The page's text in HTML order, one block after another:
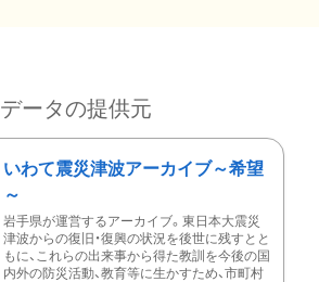
データの提供元
いわて震災津波アーカイブ～希望
～
岩手県が運営するアーカイブ。東日本大震災
津波からの復旧・復興の状況を後世に残すとと
もに、これらの出来事から得た教訓を今後の国
内外の防災活動、教育等に生かすため、市町村